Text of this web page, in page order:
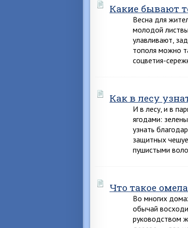
Какие бывают
Весна для
молодой
улавливают,
тополя можно
соцветия-
Как в лесу
И в лесу, и в
ягодами:
узнать
защитных
пушистыми
Что такое
Во многих
обычай
руководством